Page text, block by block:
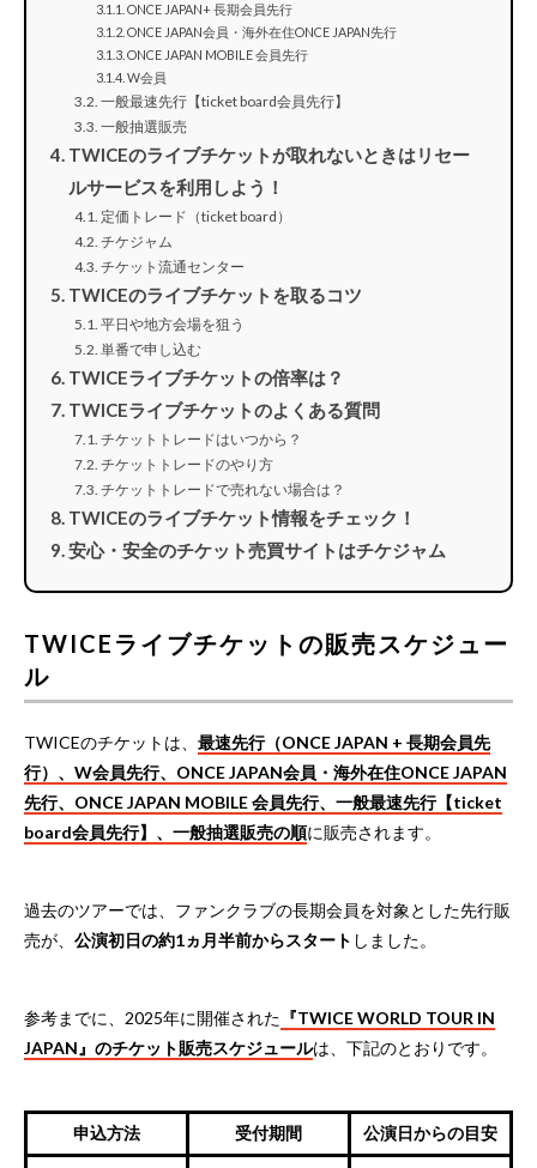
ONCE JAPAN+ 長期会員先行
ONCE JAPAN会員・海外在住ONCE JAPAN先行
ONCE JAPAN MOBILE 会員先行
W会員
一般最速先行【ticket board会員先行】
一般抽選販売
TWICEのライブチケットが取れないときはリセー
ルサービスを利用しよう！
定価トレード（ticket board）
チケジャム
チケット流通センター
TWICEのライブチケットを取るコツ
平日や地方会場を狙う
単番で申し込む
TWICEライブチケットの倍率は？
TWICEライブチケットのよくある質問
チケットトレードはいつから？
チケットトレードのやり方
チケットトレードで売れない場合は？
TWICEのライブチケット情報をチェック！
安心・安全のチケット売買サイトはチケジャム
TWICEライブチケットの販売スケジュー
ル
TWICEのチケットは、 最速先行（ONCE JAPAN + 長期会員先
行）、W会員先行、ONCE JAPAN会員・海外在住ONCE JAPAN
先行、ONCE JAPAN MOBILE 会員先行、一般最速先行【ticket
board会員先行】、一般抽選販売の順に販売されます。
過去のツアーでは、ファンクラブの長期会員を対象とした先行販
売が、 公演初日の約1ヵ月半前からスタート しました。
参考までに、2025年に開催された 『TWICE WORLD TOUR IN
JAPAN』のチケット販売スケジュールは、下記のとおりです。
申込方法 受付期間 公演日からの目安